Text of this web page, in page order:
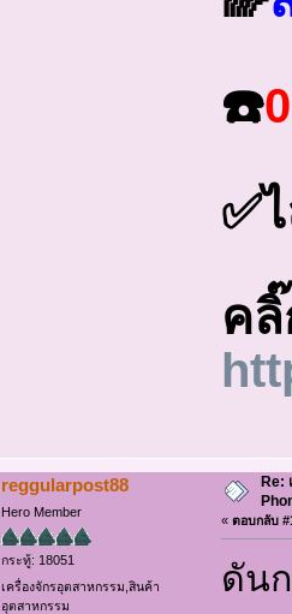
☎️
✅
ค
reggularpost88
Hero Member
กระทู้: 18051
เครื่องจักรอุตสาหกรรม,สินค้า
อุตสาหกรรม
Re:
«ตอบกลับ
ดัน